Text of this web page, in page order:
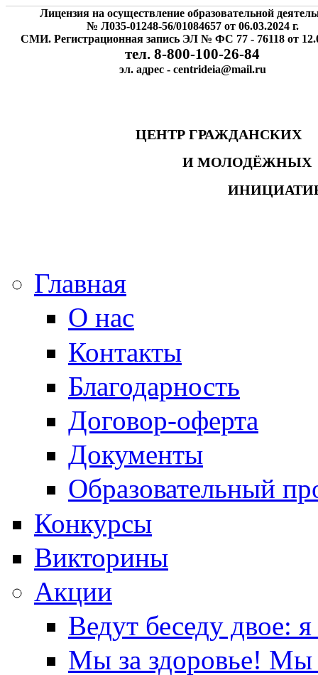
Лицензия на осуществление образовательной
№ Л035-01248-56/01084657 от 06.03.2024 г.
СМИ. Регистрационная запись ЭЛ № ФС 77 - 76118 от
тел. 8-800-100-26-84
эл. адрес - centrideia@mail.ru
ЦЕНТР
И
Главная
О нас
Контакты
Благодарность
Договор-оферта
Документы
Образовательный
Конкурсы
Викторины
Акции
Ведут беседу двое:
Мы за здоровье! Мы